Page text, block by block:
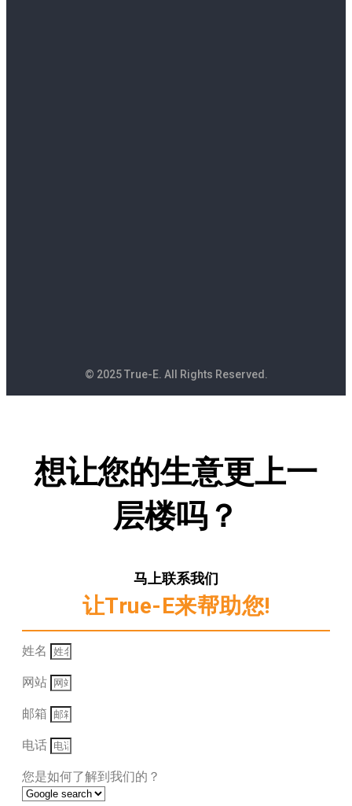
© 2025 True-E. All Rights Reserved.
想让您的生意更上一
层楼吗？
马上联系我们
让True-E来帮助您!
姓名
网站
邮箱
电话
您是如何了解到我们的？